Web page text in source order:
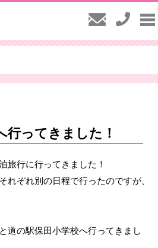
行ってきました！
旅行に行ってきました！
れぞれ別の日程で行ったのですが、
道の駅保田小学校へ行ってきまし